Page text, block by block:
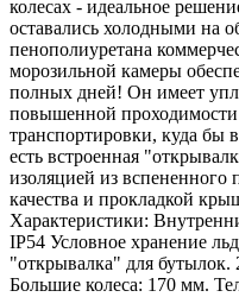
колесах - идеальное
оставались холодными на
пенополиуретана
морозильной камеры
полных дней! Он имеет
повышенной
транспортировки, куда бы
есть встроенная
изоляцией из
качества и прокладкой
Характеристики:
IP54 Условное хранение
"открывалка" для
Большие колеса: 170 мм.